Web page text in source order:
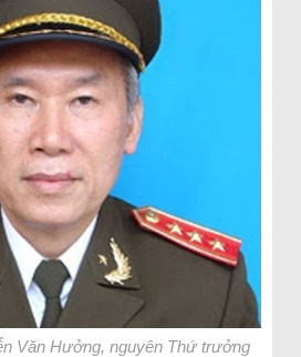
Văn Hưởng, nguyên Thứ trưởng